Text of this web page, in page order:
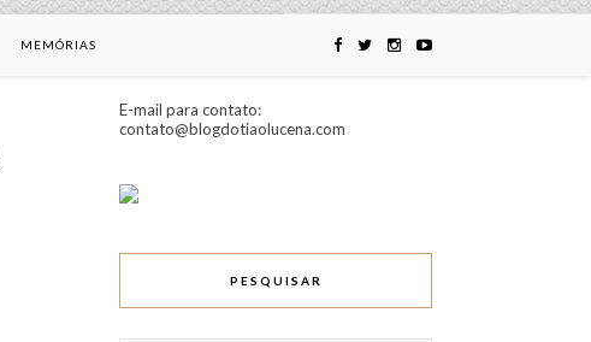
MEMÓRIAS
E-mail para contato:
contato@blogdotiaolucena.com
PESQUISAR